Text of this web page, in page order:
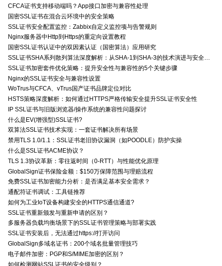
CFCA证书支持移动端吗？App接口加密与兼容性处理
国密SSL证书在混合云环境中的安全策略
SSL证书安全配置监控：Zabbix自定义监控项与告警规则
Nginx服务器中Http到Https的重定向设置教程
国密SSL证书认证中的双因素认证（国密算法）应用研究
SSL证书SHA系列散列算法深度解析：从SHA-1到SHA-3的技术演进与安全特性
SSL证书加密套件优化策略：提升安全性与兼容性的5个关键步骤
Nginx的SSL证书安全与兼容性设置
WoTrus与CFCA、vTrus国产证书品牌定位对比
HSTS策略深度解析：如何通过HTTPS严格传输安全提升SSL证书安全性
IP SSL证书与旧版浏览器/操作系统的兼容性问题探讨
什么是EV(增强型)SSL证书?
双算法SSL证书技术实现：一套证书解决所有场景
禁用TLS 1.0/1.1：SSL证书老旧协议漏洞（如POODLE）防护实操
什么是SSL证书ACME协议？
TLS 1.3协议革新：零往返时间（0-RTT）与性能优化原理
GlobalSign证书保险金额：$150万保障范围与理赔流程
免费SSL证书加密能力分析：是否满足基本安全需求？
通配符证书调试：工具链推荐
如何为工业IoT设备构建安全的HTTPS通信通道?
SSL证书重新颁发与重新申请的区别？
多服务器负载均衡场景下的SSL证书管理策略与部署实践
SSL证书安装后，无法通过https://打开访问
GlobalSign多域名证书：200个域名批量管理技巧
电子邮件加密：PGP和S/MIME加密的区别？
如何检测网站SSL证书的安全级别？